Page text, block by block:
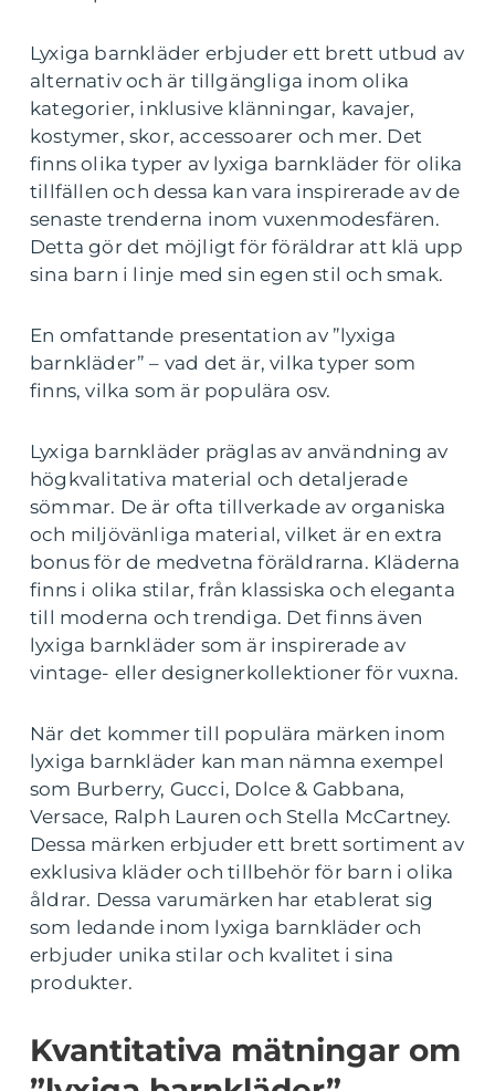
Lyxiga barnkläder erbjuder ett brett utbud av
alternativ och är tillgängliga inom olika
kategorier, inklusive klänningar, kavajer,
kostymer, skor, accessoarer och mer. Det
finns olika typer av lyxiga barnkläder för olika
tillfällen och dessa kan vara inspirerade av de
senaste trenderna inom vuxenmodesfären.
Detta gör det möjligt för föräldrar att klä upp
sina barn i linje med sin egen stil och smak.
En omfattande presentation av ”lyxiga
barnkläder” – vad det är, vilka typer som
finns, vilka som är populära osv.
Lyxiga barnkläder präglas av användning av
högkvalitativa material och detaljerade
sömmar. De är ofta tillverkade av organiska
och miljövänliga material, vilket är en extra
bonus för de medvetna föräldrarna. Kläderna
finns i olika stilar, från klassiska och eleganta
till moderna och trendiga. Det finns även
lyxiga barnkläder som är inspirerade av
vintage- eller designerkollektioner för vuxna.
När det kommer till populära märken inom
lyxiga barnkläder kan man nämna exempel
som Burberry, Gucci, Dolce & Gabbana,
Versace, Ralph Lauren och Stella McCartney.
Dessa märken erbjuder ett brett sortiment av
exklusiva kläder och tillbehör för barn i olika
åldrar. Dessa varumärken har etablerat sig
som ledande inom lyxiga barnkläder och
erbjuder unika stilar och kvalitet i sina
produkter.
Kvantitativa mätningar om